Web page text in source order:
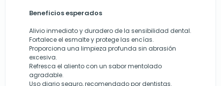
Beneficios esperados
Alivio inmediato y duradero de la sensibilidad dental.
Fortalece el esmalte y protege las encías.
Proporciona una limpieza profunda sin abrasión
excesiva.
Refresca el aliento con un sabor mentolado
agradable.
Uso diario seguro, recomendado por dentistas.